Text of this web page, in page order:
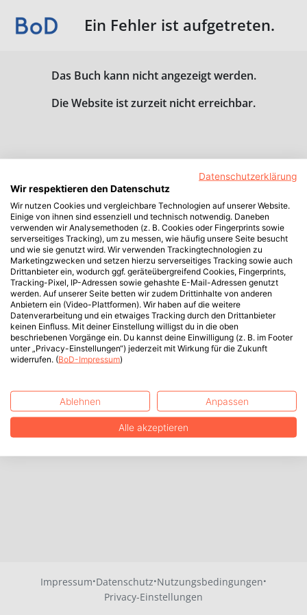
Ein Fehler ist aufgetreten.
Das Buch kann nicht angezeigt werden.
Die Website ist zurzeit nicht erreichbar.
Impressum·Datenschutz·Nutzungsbedingungen·
Privacy-Einstellungen
Datenschutzerklärung
Wir respektieren den Datenschutz
Wir nutzen Cookies und vergleichbare Technologien auf unserer Website.
Einige von ihnen sind essenziell und technisch notwendig. Daneben
verwenden wir Analysemethoden (z. B. Cookies oder Fingerprints sowie
serverseitiges Tracking), um zu messen, wie häufig unsere Seite besucht
und wie sie genutzt wird. Wir verwenden Trackingtechnologien zu
Marketingzwecken und setzen hierzu serverseitiges Tracking sowie auch
Drittanbieter ein, wodurch ggf. geräteübergreifend Cookies, Fingerprints,
Tracking-Pixel, IP-Adressen sowie gehashte E-Mail-Adressen genutzt
werden. Auf unserer Seite betten wir zudem Drittinhalte von anderen
Anbietern ein (Video-Plattformen). Wir haben auf die weitere
Datenverarbeitung und ein etwaiges Tracking durch den Drittanbieter
keinen Einfluss. Mit deiner Einstellung willigst du in die oben
beschriebenen Vorgänge ein. Du kannst deine Einwilligung (z. B. im Footer
unter „Privacy-Einstellungen“) jederzeit mit Wirkung für die Zukunft
widerrufen. (BoD-Impressum)
Ablehnen Anpassen
Alle akzeptieren